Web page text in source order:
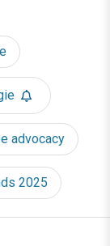
advocacy
2025